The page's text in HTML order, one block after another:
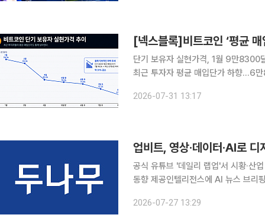
단기 보유자 실현가격, 1월 9만8300
최근 투자자 평균 매입단가 하향…6
들어 약 3만 달러 낮아졌다. 가격 조
2026-07-31 13:17
업비트, 영상·데이터·AI로
공식 유튜브 '데일리 랩업'서 시황·산
동향 제공인텔리전스에 AI 뉴스 브리핑·실시간 알
졌다. 가격과 거래량뿐 아니라 거시경
2026-07-27 13:29